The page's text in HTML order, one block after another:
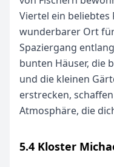
Viertel ein
wunderbarer Ort
Spaziergang
bunten Häuser, die
und die kleinen
erstrecken,
Atmosphäre, die
5.4 Kloster